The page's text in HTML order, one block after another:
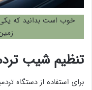
خوب است بدانید که
تنظیم شیب
برای استفاده از دستگاه